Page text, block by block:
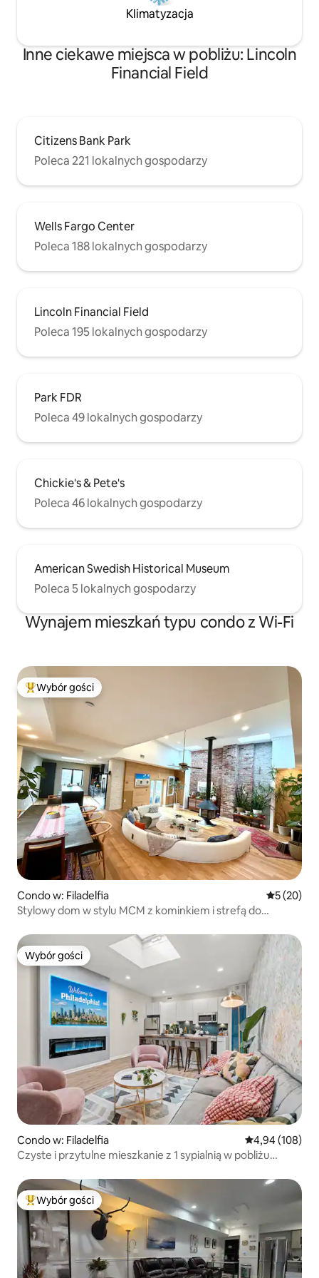
Klimatyzacja
Inne ciekawe miejsca w pobliżu: Lincoln
Financial Field
Citizens Bank Park
Poleca 221 lokalnych gospodarzy
Wells Fargo Center
Poleca 188 lokalnych gospodarzy
Lincoln Financial Field
Poleca 195 lokalnych gospodarzy
Park FDR
Poleca 49 lokalnych gospodarzy
Chickie's & Pete's
Poleca 46 lokalnych gospodarzy
American Swedish Historical Museum
Poleca 5 lokalnych gospodarzy
Wynajem mieszkań typu condo z Wi-Fi
Najpopularniejsze z kategorii Wybór gości
Wybór gości
Condo w: Filadelfia Średnia
5 (20)
Stylowy dom w stylu MCM z kominkiem i strefą do
Wybór gości
Wybór gości
Condo w: Filadelfia Średnia
4,94 (108)
Czyste i przytulne mieszkanie z 1 sypialnią w pobliżu
Najpopularniejsze z kategorii Wybór gości
Wybór gości